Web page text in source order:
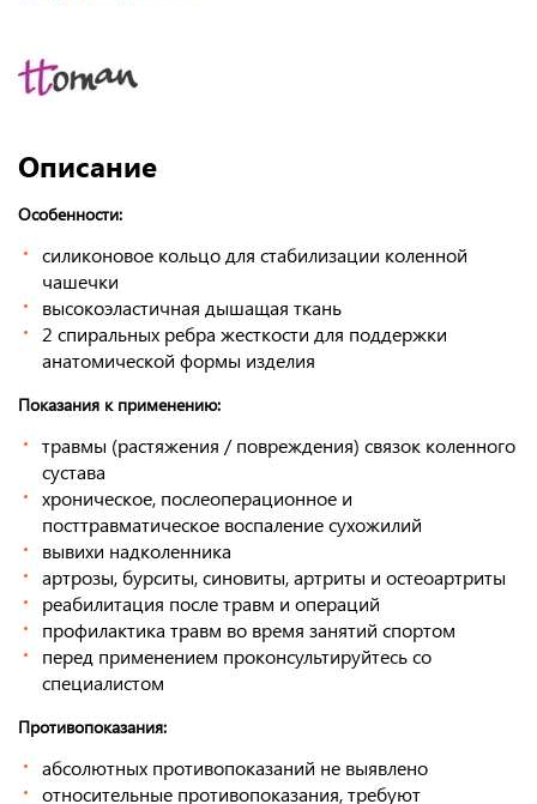
Описание
Особенности:
силиконовое кольцо для стабилизации коленной
чашечки
высокоэластичная дышащая ткань
2 спиральных ребра жесткости для поддержки
анатомической формы изделия
Показания к применению:
травмы (растяжения / повреждения) связок коленного
сустава
хроническое, послеоперационное и
посттравматическое воспаление сухожилий
вывихи надколенника
артрозы, бурситы, синовиты, артриты и остеоартриты
реабилитация после травм и операций
профилактика травм во время занятий спортом
перед применением проконсультируйтесь со
специалистом
Противопоказания:
абсолютных противопоказаний не выявлено
относительные противопоказания, требуют